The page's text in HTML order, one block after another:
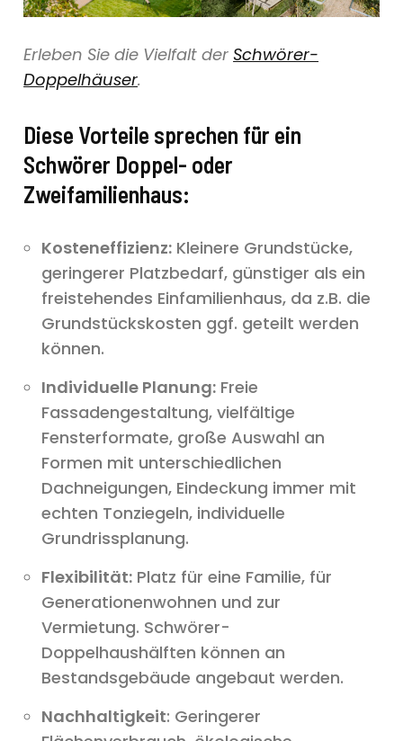
Erleben Sie die Vielfalt der Schwörer-
Doppelhäuser.
Diese Vorteile sprechen für ein
Schwörer Doppel- oder
Zweifamilienhaus:
Kosteneffizienz: Kleinere Grundstücke,
geringerer Platzbedarf, günstiger als ein
freistehendes Einfamilienhaus, da z.B. die
Grundstückskosten ggf. geteilt werden
können.
Individuelle Planung: Freie
Fassadengestaltung, vielfältige
Fensterformate, große Auswahl an
Formen mit unterschiedlichen
Dachneigungen, Eindeckung immer mit
echten Tonziegeln, individuelle
Grundrissplanung.
Flexibilität: Platz für eine Familie, für
Generationenwohnen und zur
Vermietung. Schwörer-
Doppelhaushälften können an
Bestandsgebäude angebaut werden.
Nachhaltigkeit: Geringerer